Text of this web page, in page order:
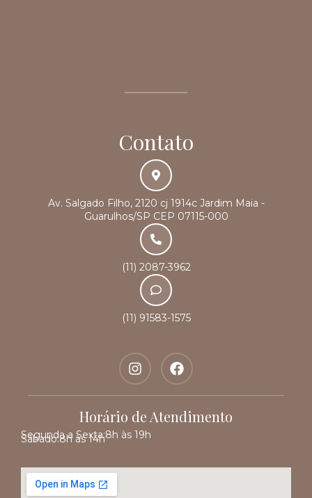
Contato
Av. Salgado Filho, 2120 cj 1914c Jardim Maia -
Guarulhos/SP CEP 07115-000
(11) 2087-3962
(11) 91583-1575
Horário de Atendimento
Segunda a Sexta:8h às 19h
Sábado:8h às 14h